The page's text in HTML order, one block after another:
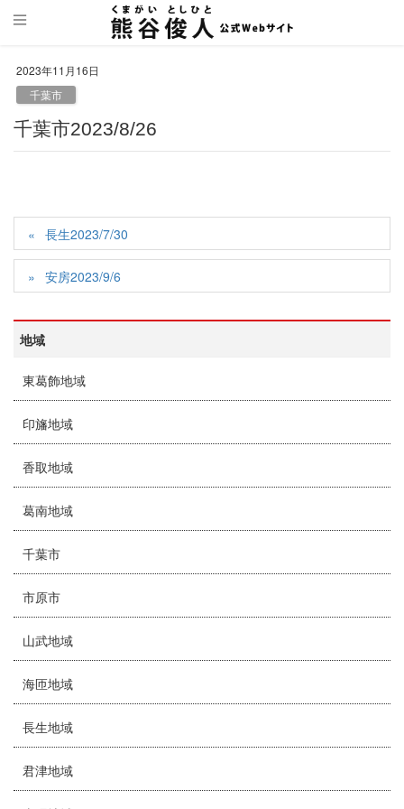
2023年11月16日
千葉市
千葉市2023/8/26
長生2023/7/30
安房2023/9/6
地域
東葛飾地域
印旛地域
香取地域
葛南地域
千葉市
市原市
山武地域
海匝地域
長生地域
君津地域